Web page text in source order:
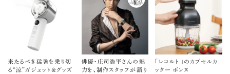
来たるべき猛暑を乗り切
る“涼”ガジェット＆グッズ
俳優・庄司浩平さんの魅
力を、制作スタッフが語り
「レコルト」のカプセルカ
ッター ボンヌ